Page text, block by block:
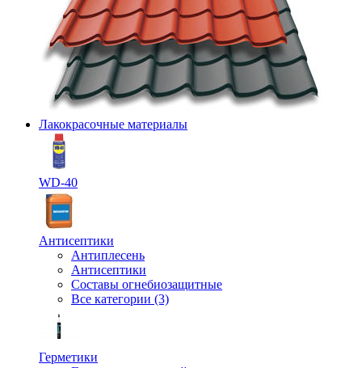
Лакокрасочные материалы
WD-40
Антисептики
Антиплесень
Антисептики
Составы огнебиозащитные
Все категории (3)
Герметики